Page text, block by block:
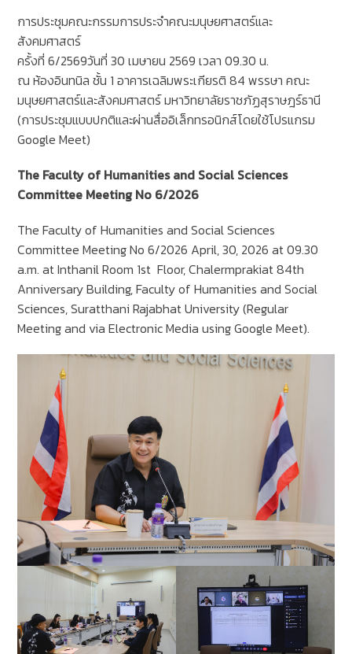
การประชุมคณะกรรมการประจำคณะมนุษยศาสตร์และ
สังคมศาสตร์
ครั้งที่ 6/2569วันที่ 30 เมษายน 2569 เวลา 09.30 น.
ณ ห้องอินทนิล ชั้น 1 อาคารเฉลิมพระเกียรติ 84 พรรษา คณะ
มนุษยศาสตร์และสังคมศาสตร์ มหาวิทยาลัยราชภัฏสุราษฎร์ธานี
(การประชุมแบบปกติและผ่านสื่ออิเล็กทรอนิกส์โดยใช้โปรแกรม
Google Meet)
The Faculty of Humanities and Social Sciences
Committee Meeting No 6/2026
The Faculty of Humanities and Social Sciences
Committee Meeting No 6/2026 April, 30, 2026 at 09.30
a.m. at Inthanil Room 1st Floor, Chalermprakiat 84th
Anniversary Building, Faculty of Humanities and Social
Sciences, Suratthani Rajabhat University (Regular
Meeting and via Electronic Media using Google Meet).